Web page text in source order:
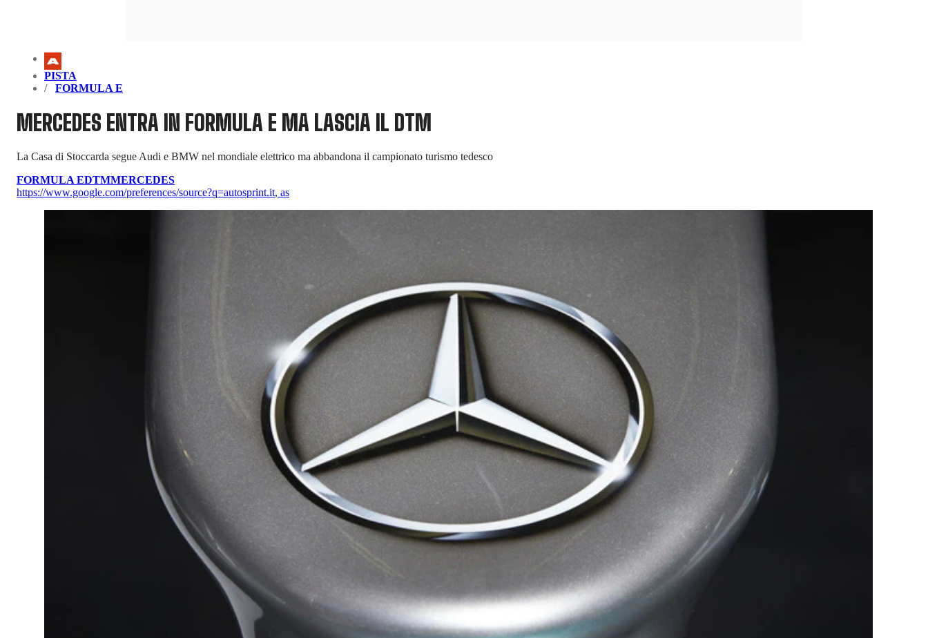
PISTA
FORMULA E
MERCEDES ENTRA IN FORMULA E MA LASCIA IL DTM
La Casa di Stoccarda segue Audi e BMW nel mondiale elettrico ma abbandona il campionato turismo tedesco
FORMULA EDTMMERCEDES
https://www.google.com/preferences/source?q=autosprint.it, as